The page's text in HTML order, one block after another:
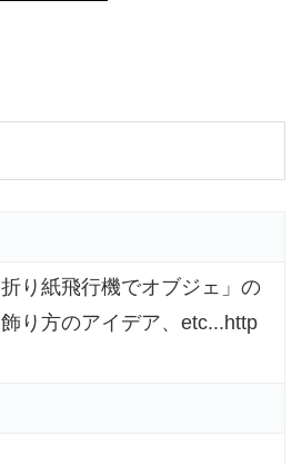
り紙飛行機でオブジェ」の
り方のアイデア、etc...http